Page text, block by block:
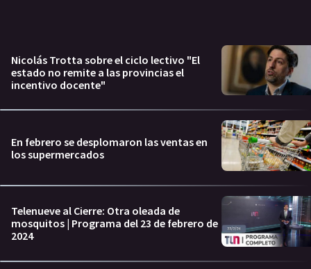
Nicolás Trotta sobre el ciclo lectivo "El
estado no remite a las provincias el
incentivo docente"
En febrero se desplomaron las ventas en
los supermercados
Telenueve al Cierre: Otra oleada de
mosquitos | Programa del 23 de febrero de
2024